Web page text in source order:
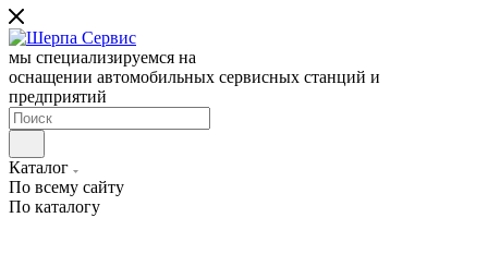
мы специализируемся на
оснащении автомобильных сервисных станций и
предприятий
Каталог
По всему сайту
По каталогу